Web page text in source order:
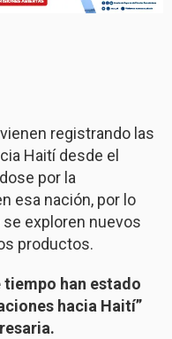
registrando las
Haití desde el
por la
esa nación, por lo
se exploren nuevos
productos.
tiempo han estado
hacia Haití”